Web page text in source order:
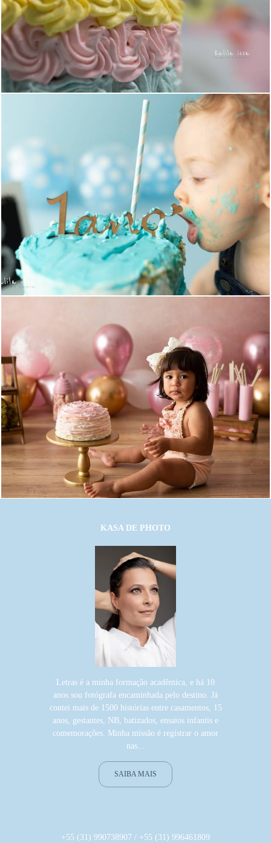
2749 48
1456 0
1575 18
KASA DE PHOTO
Letras é a minha formação acadêmica, e há 10
anos sou fotógrafa encaminhada pelo destino. Já
contei mais de 1500 histórias entre casamentos, 15
anos, gestantes, NB, batizados, ensaios infantis e
comemorações. Minha missão é registrar o amor
nas...
SAIBA MAIS
+55 (31) 990738907 / +55 (31) 996461809